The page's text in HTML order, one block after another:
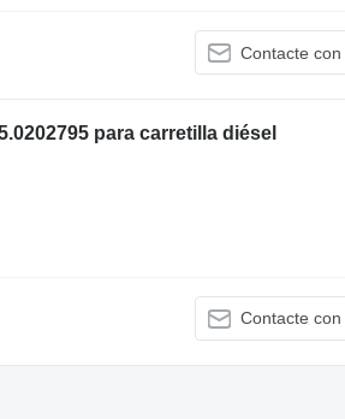
Contacte
para carretilla diésel
Contacte